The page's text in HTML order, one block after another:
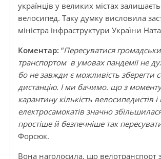
українців у великих містах
велосипед. Таку думку висловила
міністра інфраструктури України
Коментар: “Пересуватися
транспортом в умовах пандемії не
бо не завжди є можливість зберегти
дистанцію. І ми бачимо. що з
карантину кількість велосипедистів
електросамокатів значно
простіше й безпечніше так
Форсюк.
Вона наголосила, що велотранспорт